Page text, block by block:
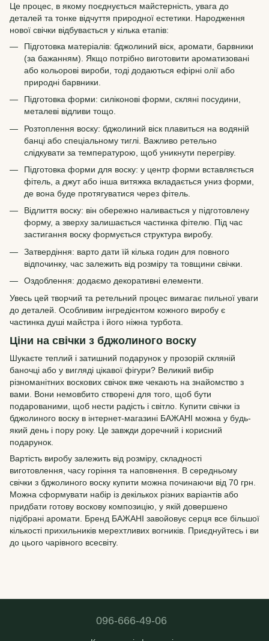
Це процес, в якому поєднується майстерність, увага до
деталей та тонке відчуття природної естетики. Народження
нової свічки відбувається у кілька етапів:
Підготовка матеріалів: бджолиний віск, аромати, барвники
(за бажанням). Якщо потрібно виготовити ароматизовані
або кольорові вироби, тоді додаються ефірні олії або
природні барвники.
Підготовка форми: силіконові форми, скляні посудини,
металеві відливи тощо.
Розтоплення воску: бджолиний віск плавиться на водяній
банці або спеціальному тиглі. Важливо ретельно
слідкувати за температурою, щоб уникнути перегріву.
Підготовка форми для воску: у центр форми вставляється
фітель, а джут або інша витяжка вкладається униз форми,
де вона буде протягуватися через фітель.
Відлиття воску: він обережно наливається у підготовлену
форму, а зверху залишається частинка фітелю. Під час
застигання воску формується структура виробу.
Затвердіння: варто дати їй кілька годин для повного
відпочинку, час залежить від розміру та товщини свічки.
Оздоблення: додаємо декоративні елементи.
Увесь цей творчий та ретельний процес вимагає пильної уваги
до деталей. Особливим інгредієнтом кожного виробу є
частинка душі майстра і його ніжна турбота.
Ціни на свічки з бджолиного воску
Шукаєте теплий і затишний подарунок у прозорій скляній
баночці або у вигляді цікавої фігури? Великий вибір
різноманітних воскових свічок вже чекають на знайомство з
вами. Вони немовбито створені для того, щоб бути
подарованими, щоб нести радість і світло. Купити свічки із
бджолиного воску в інтернет-магазині БАЖАНІ можна у будь-
який день і пору року. Це завжди доречний і корисний
подарунок.
Вартість виробу залежить від розміру, складності
виготовлення, часу горіння та наповнення. В середньому
свічки з бджолиного воску купити можна починаючи від 70 грн.
Можна сформувати набір із декількох різних варіантів або
придбати готову воскову композицію, у якій довершено
підібрані аромати. Бренд БАЖАНІ завойовує серця все більшої
кількості прихильників мерехтливих вогників. Приєднуйтесь і ви
до цього чарівного всесвіту.
096-666-49-06